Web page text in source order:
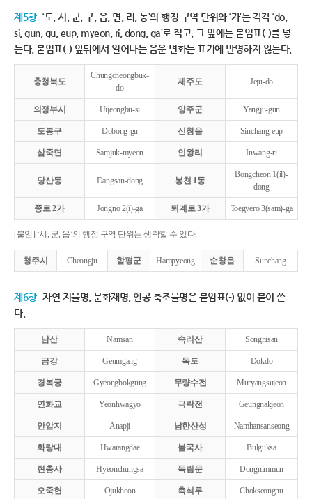
제5항 ‘도, 시, 군, 구, 읍, 면, 리, 동’의 행정 구역 단위와 ‘가’는 각각 ‘do,
si, gun, gu, eup, myeon, ri, dong, ga’로 적고, 그 앞에는 붙임표(-)를 넣
는다. 붙임표(-) 앞뒤에서 일어나는 음운 변화는 표기에 반영하지 않는다.
충청북도
Chungcheongbuk-
do
제주도 Jeju-do
의정부시 Uijeongbu-si 양주군 Yangju-gun
도봉구 Dobong-gu 신창읍 Sinchang-eup
삼죽면 Samjuk-myeon 인왕리 Inwang-ri
당산동 Dangsan-dong 봉천 1동
Bongcheon 1(il)-
dong
종로 2가 Jongno 2(i)-ga 퇴계로 3가 Toegyero 3(sam)-ga
[붙임] ‘시, 군, 읍’의 행정 구역 단위는 생략할 수 있다.
청주시 Cheongju 함평군 Hampyeong 순창읍 Sunchang
제6항 자연 지물명, 문화재명, 인공 축조물명은 붙임표(-) 없이 붙여 쓴
다.
남산 Namsan 속리산 Songnisan
금강 Geumgang 독도 Dokdo
경복궁 Gyeongbokgung 무량수전 Muryangsujeon
연화교 Yeonhwagyo 극락전 Geungnakjeon
안압지 Anapji 남한산성 Namhansanseong
화랑대 Hwarangdae 불국사 Bulguksa
현충사 Hyeonchungsa 독립문 Dongnimmun
오죽헌 Ojukheon 촉석루 Chokseongnu